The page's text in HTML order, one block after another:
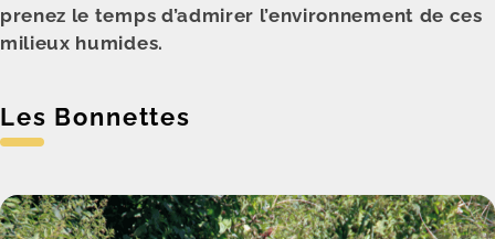
prenez le temps d’admirer l’environnement de ces
milieux humides.
Les Bonnettes